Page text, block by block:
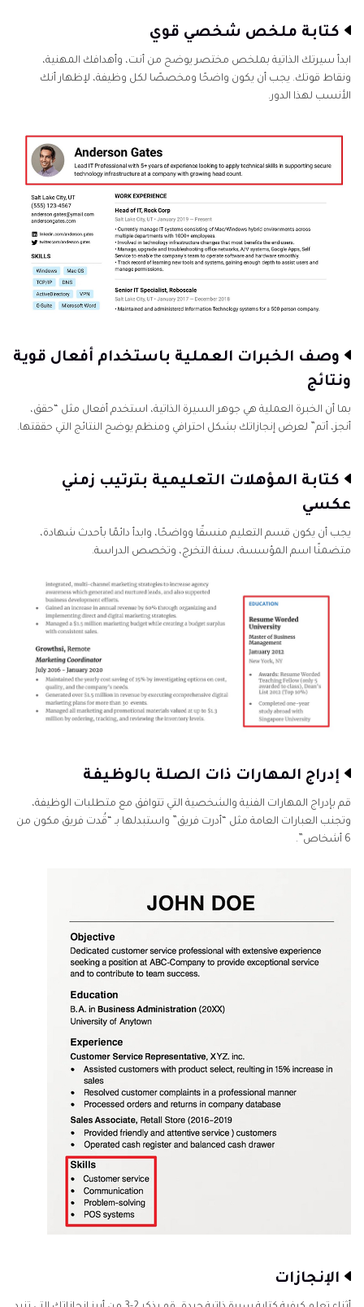
كتابة ملخص شخصي قوي
ابدأ سيرتك الذاتية بملخص مختصر يوضح من أنت، وأهدافك المهنية،
ونقاط قوتك. يجب أن يكون واضحًا ومخصصًا لكل وظيفة، لإظهار أنك
الأنسب لهذا الدور.
وصف الخبرات العملية باستخدام أفعال قوية
ونتائج
بما أن الخبرة العملية هي جوهر السيرة الذاتية، استخدم أفعال مثل “حقق،
أنجز، أتم” لعرض إنجازاتك بشكل احترافي ومنظم يوضح النتائج التي حققتها.
كتابة المؤهلات التعليمية بترتيب زمني
عكسي
يجب أن يكون قسم التعليم منسقًا وواضحًا، وابدأ دائمًا بأحدث شهادة،
متضمنًا اسم المؤسسة، سنة التخرج، وتخصص الدراسة.
إدراج المهارات ذات الصلة بالوظيفة
قم بإدراج المهارات الفنية والشخصية التي تتوافق مع متطلبات الوظيفة،
وتجنب العبارات العامة مثل “أدرت فريق” واستبدلها بـ “قُدت فريق مكون من
6 أشخاص”.
الإنجازات